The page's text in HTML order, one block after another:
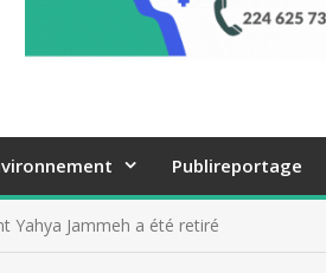
Publireportage
Yahya Jammeh a été retiré